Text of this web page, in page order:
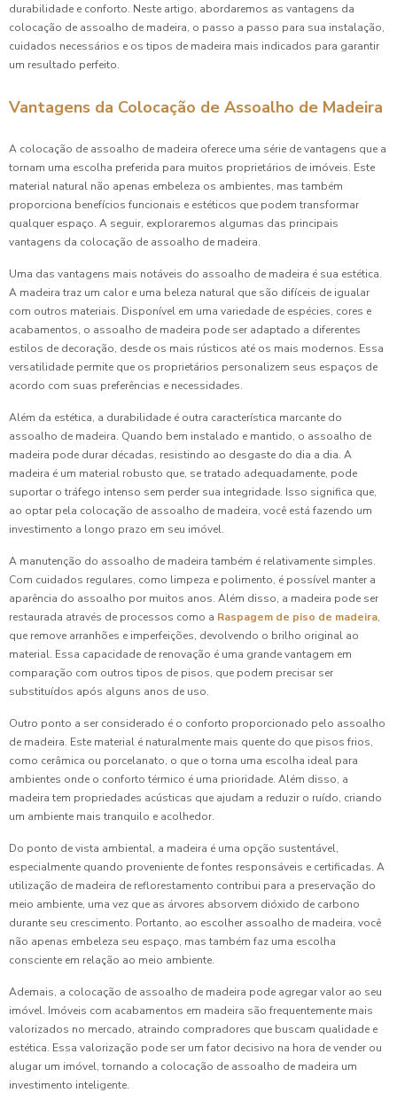
durabilidade e conforto. Neste artigo, abordaremos as vantagens da
colocação de assoalho de madeira, o passo a passo para sua instalação,
cuidados necessários e os tipos de madeira mais indicados para garantir
um resultado perfeito.
Vantagens da Colocação de Assoalho de Madeira
A colocação de assoalho de madeira oferece uma série de vantagens que a
tornam uma escolha preferida para muitos proprietários de imóveis. Este
material natural não apenas embeleza os ambientes, mas também
proporciona benefícios funcionais e estéticos que podem transformar
qualquer espaço. A seguir, exploraremos algumas das principais
vantagens da colocação de assoalho de madeira.
Uma das vantagens mais notáveis do assoalho de madeira é sua estética.
A madeira traz um calor e uma beleza natural que são difíceis de igualar
com outros materiais. Disponível em uma variedade de espécies, cores e
acabamentos, o assoalho de madeira pode ser adaptado a diferentes
estilos de decoração, desde os mais rústicos até os mais modernos. Essa
versatilidade permite que os proprietários personalizem seus espaços de
acordo com suas preferências e necessidades.
Além da estética, a durabilidade é outra característica marcante do
assoalho de madeira. Quando bem instalado e mantido, o assoalho de
madeira pode durar décadas, resistindo ao desgaste do dia a dia. A
madeira é um material robusto que, se tratado adequadamente, pode
suportar o tráfego intenso sem perder sua integridade. Isso significa que,
ao optar pela colocação de assoalho de madeira, você está fazendo um
investimento a longo prazo em seu imóvel.
A manutenção do assoalho de madeira também é relativamente simples.
Com cuidados regulares, como limpeza e polimento, é possível manter a
aparência do assoalho por muitos anos. Além disso, a madeira pode ser
restaurada através de processos como a Raspagem de piso de madeira,
que remove arranhões e imperfeições, devolvendo o brilho original ao
material. Essa capacidade de renovação é uma grande vantagem em
comparação com outros tipos de pisos, que podem precisar ser
substituídos após alguns anos de uso.
Outro ponto a ser considerado é o conforto proporcionado pelo assoalho
de madeira. Este material é naturalmente mais quente do que pisos frios,
como cerâmica ou porcelanato, o que o torna uma escolha ideal para
ambientes onde o conforto térmico é uma prioridade. Além disso, a
madeira tem propriedades acústicas que ajudam a reduzir o ruído, criando
um ambiente mais tranquilo e acolhedor.
Do ponto de vista ambiental, a madeira é uma opção sustentável,
especialmente quando proveniente de fontes responsáveis e certificadas. A
utilização de madeira de reflorestamento contribui para a preservação do
meio ambiente, uma vez que as árvores absorvem dióxido de carbono
durante seu crescimento. Portanto, ao escolher assoalho de madeira, você
não apenas embeleza seu espaço, mas também faz uma escolha
consciente em relação ao meio ambiente.
Ademais, a colocação de assoalho de madeira pode agregar valor ao seu
imóvel. Imóveis com acabamentos em madeira são frequentemente mais
valorizados no mercado, atraindo compradores que buscam qualidade e
estética. Essa valorização pode ser um fator decisivo na hora de vender ou
alugar um imóvel, tornando a colocação de assoalho de madeira um
investimento inteligente.